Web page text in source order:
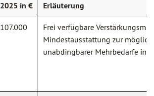
2025 in € Erläuterung
107.000
Frei verfügbare
Mindestausstattung zur
unabdingbarer Mehrbedarfe in